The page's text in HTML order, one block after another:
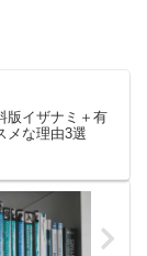
版イザナミ＋有
メな理由3選